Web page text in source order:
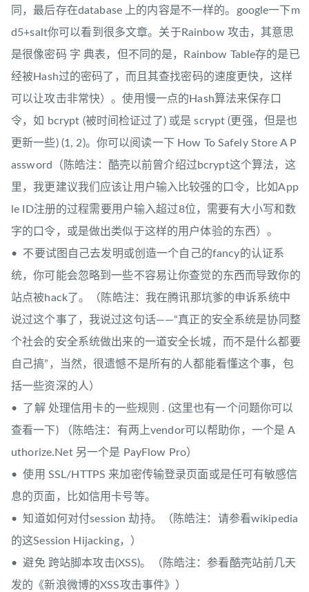
同，最后存在database 上的内容是不一样的。google一下m
d5+salt你可以看到很多文章。关于Rainbow 攻击，其意思
是很像密码 字 典表，但不同的是，Rainbow Table存的是已
经被Hash过的密码了，而且其查找密码的速度更快，这样
可以让攻击非常快）。使用慢一点的Hash算法来保存口
令，如 bcrypt (被时间检证过了) 或是 scrypt (更强，但是也
更新一些) (1, 2)。你可以阅读一下 How To Safely Store A P
assword（陈皓注：酷壳以前曾介绍过bcrypt这个算法，这
里，我更建议我们应该让用户输入比较强的口令，比如App
le ID注册的过程需要用户输入超过8位，需要有大小写和数
字的口令，或是做出类似于这样的用户体验的东西）。
• 不要试图自己去发明或创造一个自己的fancy的认证系
统，你可能会忽略到一些不容易让你查觉的东西而导致你的
站点被hack了。（陈皓注：我在腾讯那坑爹的申诉系统中
说过这个事了，我说过这句话——“真正的安全系统是协同整
个社会的安全系统做出来的一道安全长城，而不是什么都要
自己搞”，当然，很遗憾不是所有的人都能看懂这个事，包
括一些资深的人）
• 了解 处理信用卡的一些规则 . (这里也有一个问题你可以
查看一下) （陈皓注：有两上vendor可以帮助你，一个是 A
uthorize.Net 另一个是 PayFlow Pro）
• 使用 SSL/HTTPS 来加密传输登录页面或是任可有敏感信
息的页面，比如信用卡号等。
• 知道如何对付session 劫持。（陈皓注：请参看wikipedia
的这Session Hijacking，）
• 避免 跨站脚本攻击(XSS)。（陈皓注：参看酷壳站前几天
发的《新浪微博的XSS攻击事件》）